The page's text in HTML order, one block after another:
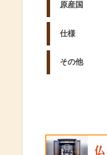
原産国
仕様
その他